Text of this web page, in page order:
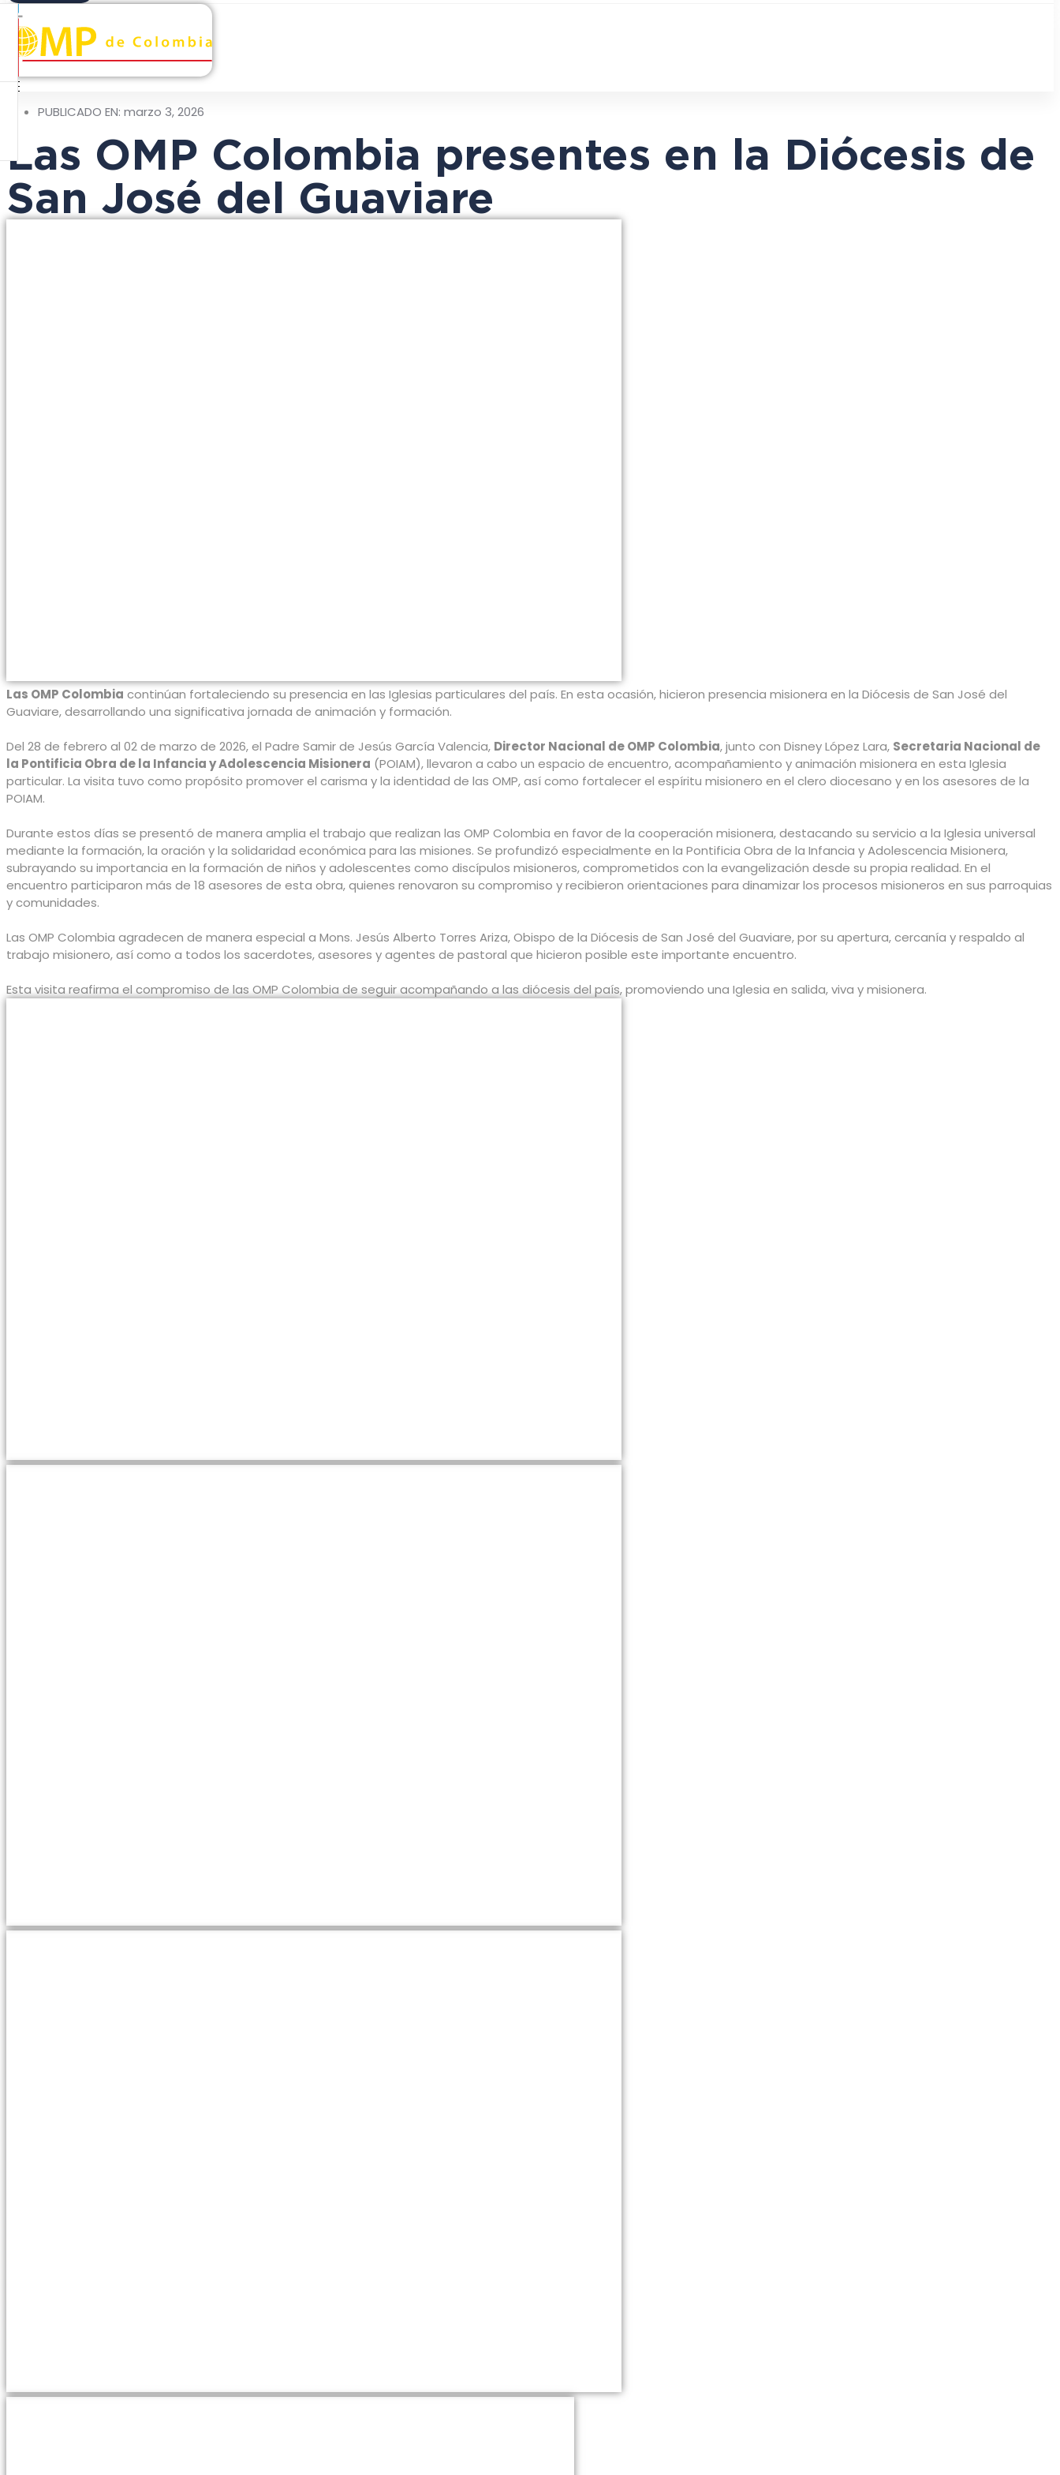
PUBLICADO EN: marzo 3, 2026
Las OMP Colombia presentes en la Diócesis de
San José del Guaviare
Las OMP Colombia continúan fortaleciendo su presencia en las Iglesias particulares del país. En esta ocasión, hicieron presencia misionera en la Diócesis de San José del
Guaviare, desarrollando una significativa jornada de animación y formación.
Del 28 de febrero al 02 de marzo de 2026, el Padre Samir de Jesús García Valencia, Director Nacional de OMP Colombia, junto con Disney López Lara, Secretaria Nacional de
la Pontificia Obra de la Infancia y Adolescencia Misionera (POIAM), llevaron a cabo un espacio de encuentro, acompañamiento y animación misionera en esta Iglesia
particular. La visita tuvo como propósito promover el carisma y la identidad de las OMP, así como fortalecer el espíritu misionero en el clero diocesano y en los asesores de la
POIAM.
Durante estos días se presentó de manera amplia el trabajo que realizan las OMP Colombia en favor de la cooperación misionera, destacando su servicio a la Iglesia universal
mediante la formación, la oración y la solidaridad económica para las misiones. Se profundizó especialmente en la Pontificia Obra de la Infancia y Adolescencia Misionera,
subrayando su importancia en la formación de niños y adolescentes como discípulos misioneros, comprometidos con la evangelización desde su propia realidad. En el
encuentro participaron más de 18 asesores de esta obra, quienes renovaron su compromiso y recibieron orientaciones para dinamizar los procesos misioneros en sus parroquias
y comunidades.
Las OMP Colombia agradecen de manera especial a Mons. Jesús Alberto Torres Ariza, Obispo de la Diócesis de San José del Guaviare, por su apertura, cercanía y respaldo al
trabajo misionero, así como a todos los sacerdotes, asesores y agentes de pastoral que hicieron posible este importante encuentro.
Esta visita reafirma el compromiso de las OMP Colombia de seguir acompañando a las diócesis del país, promoviendo una Iglesia en salida, viva y misionera.